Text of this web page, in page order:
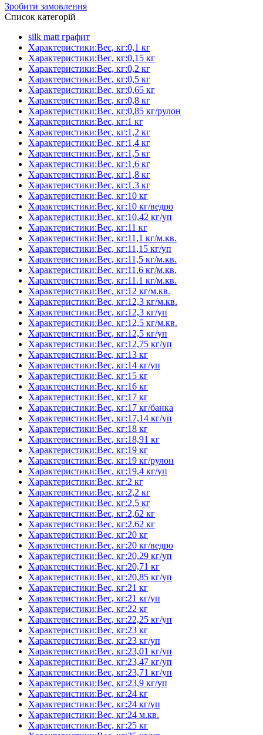
Зробити замовлення
Список категорій
silk matt графит
Характеристики:Вес, кг:0,1 кг
Характеристики:Вес, кг:0,15 кг
Характеристики:Вес, кг:0,2 кг
Характеристики:Вес, кг:0,5 кг
Характеристики:Вес, кг:0,65 кг
Характеристики:Вес, кг:0,8 кг
Характеристики:Вес, кг:0,85 кг/рулон
Характеристики:Вес, кг:1 кг
Характеристики:Вес, кг:1,2 кг
Характеристики:Вес, кг:1,4 кг
Характеристики:Вес, кг:1,5 кг
Характеристики:Вес, кг:1,6 кг
Характеристики:Вес, кг:1,8 кг
Характеристики:Вес, кг:1.3 кг
Характеристики:Вес, кг:10 кг
Характеристики:Вес, кг:10 кг/ведро
Характеристики:Вес, кг:10,42 кг/уп
Характеристики:Вес, кг:11 кг
Характеристики:Вес, кг:11,1 кг/м.кв.
Характеристики:Вес, кг:11,15 кг/уп
Характеристики:Вес, кг:11,5 кг/м.кв.
Характеристики:Вес, кг:11,6 кг/м.кв.
Характеристики:Вес, кг:11.1 кг/м.кв.
Характеристики:Вес, кг:12 кг/м.кв.
Характеристики:Вес, кг:12,3 кг/м.кв.
Характеристики:Вес, кг:12,3 кг/уп
Характеристики:Вес, кг:12,5 кг/м.кв.
Характеристики:Вес, кг:12,5 кг/уп
Характеристики:Вес, кг:12,75 кг/уп
Характеристики:Вес, кг:13 кг
Характеристики:Вес, кг:14 кг/уп
Характеристики:Вес, кг:15 кг
Характеристики:Вес, кг:16 кг
Характеристики:Вес, кг:17 кг
Характеристики:Вес, кг:17 кг/банка
Характеристики:Вес, кг:17,14 кг/уп
Характеристики:Вес, кг:18 кг
Характеристики:Вес, кг:18,91 кг
Характеристики:Вес, кг:19 кг
Характеристики:Вес, кг:19 кг/рулон
Характеристики:Вес, кг:19,4 кг/уп
Характеристики:Вес, кг:2 кг
Характеристики:Вес, кг:2,2 кг
Характеристики:Вес, кг:2,5 кг
Характеристики:Вес, кг:2,62 кг
Характеристики:Вес, кг:2.62 кг
Характеристики:Вес, кг:20 кг
Характеристики:Вес, кг:20 кг/ведро
Характеристики:Вес, кг:20,29 кг/уп
Характеристики:Вес, кг:20,71 кг
Характеристики:Вес, кг:20,85 кг/уп
Характеристики:Вес, кг:21 кг
Характеристики:Вес, кг:21 кг/уп
Характеристики:Вес, кг:22 кг
Характеристики:Вес, кг:22,25 кг/уп
Характеристики:Вес, кг:23 кг
Характеристики:Вес, кг:23 кг/уп
Характеристики:Вес, кг:23,01 кг/уп
Характеристики:Вес, кг:23,47 кг/уп
Характеристики:Вес, кг:23,71 кг/уп
Характеристики:Вес, кг:23,9 кг/уп
Характеристики:Вес, кг:24 кг
Характеристики:Вес, кг:24 кг/уп
Характеристики:Вес, кг:24 м.кв.
Характеристики:Вес, кг:25 кг